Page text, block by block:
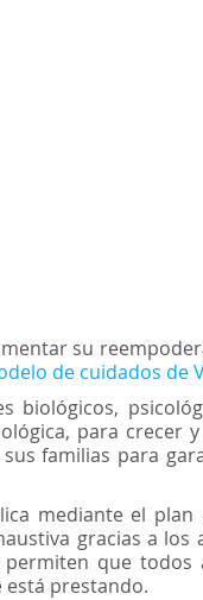
su
de cuidados de
para crecer
familias para
mediante el
gracias a los
que todos
está prestando.